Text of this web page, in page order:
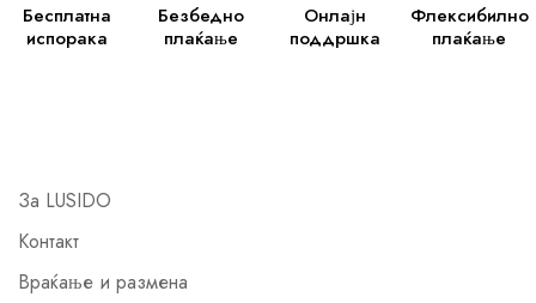
Бесплатна
испорака
Безбедно
плаќање
Онлајн
поддршка
Флексибилно
плаќање
За LUSIDO
Контакт
Враќање и размена